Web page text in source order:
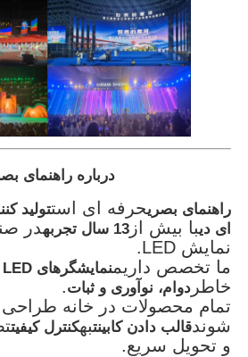
درباره راهنمای
راهنمای بصریحرفه ای استتولید
ای دیبا بیش از13 سال تجربه
در
نمایش LED.
ما تخصص داریمنمایشگرهای LED اجاره ای
خاطردوام، نوآوری و ثبات.
تمام محصولات در خانه طراحی
شوندقالب دادن کابینتبهکنترل کیفیت
و تحویل سریع.